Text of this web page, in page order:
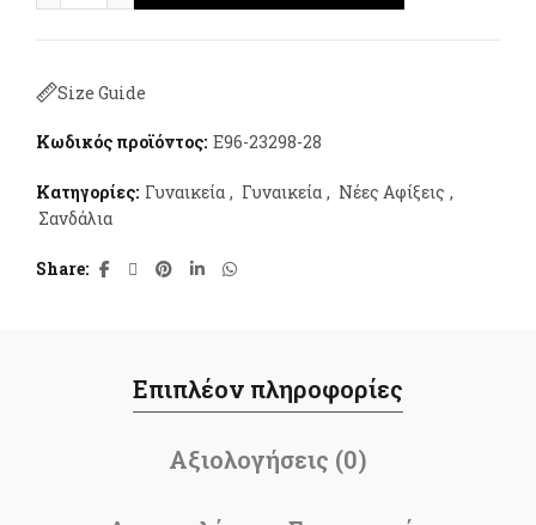
Size Guide
Κωδικός προϊόντος: E96-23298-28
Κατηγορίες: Γυναικεία , Γυναικεία , Νέες Αφίξεις ,
Σανδάλια
Share
Επιπλέον πληροφορίες
Αξιολογήσεις (0)